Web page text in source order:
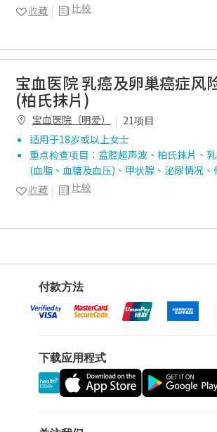
比较
收藏
宝血医院 乳癌及卵巢癌症风
(柏氏抹片)
宝血医院（明爱）
21项目
适用于18岁或以上女士
重点检查项目：盆腔超声波、柏氏抹片、
(血脂、血糖及血压)、甲状腺、泌尿情况、
比较
收藏
付款方法
下载应用程式